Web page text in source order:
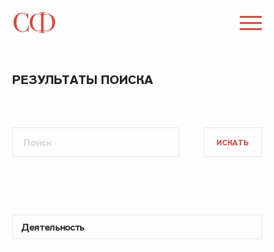
РЕЗУЛЬТАТЫ ПОИСКА
ИСКАТЬ